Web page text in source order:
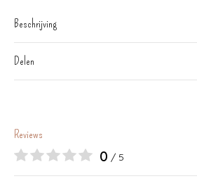
Beschrijving
Delen
Reviews
0 / 5